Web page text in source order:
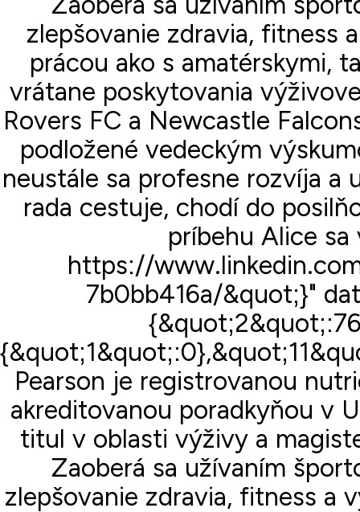
zlepšovanie zdravia, fitness
prácou ako s amatérskymi,
vrátane poskytovania
Rovers FC a Newcastle
podložené vedeckým
neustále sa profesne rozvíja a
rada cestuje, chodí do
príbehu Alice
https://
7b0bb416a/&quot;}"
Pearson je registrovanou
akreditovanou poradkyňou v
titul v oblasti výživy a
Zaoberá sa užívaním
zlepšovanie zdravia, fitness a